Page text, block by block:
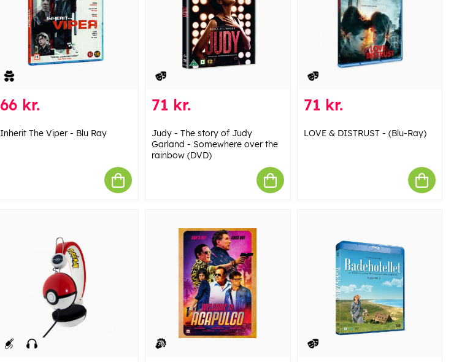
66 kr.
Inherit The Viper - Blu Ray
71 kr.
Judy - The story of Judy
Garland - Somewhere over the
rainbow (DVD)
71 kr.
LOVE & DISTRUST - (Blu-Ray)